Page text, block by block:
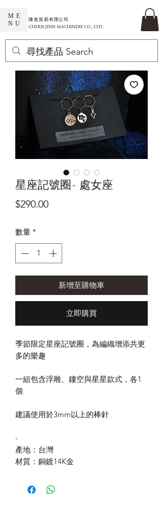
ME
NU
​陳進貿易有限公司
CHERN JINN MACHINERY CO., LTD.
星座記號圈- 處女座
$290.00價
數量 *
新增至購物車
立即購買
季節限定星座記號圈，為編織增添共更
多的樂趣
一組包含浮雕、鏤空與星星款式，各1
個
建議使用於3mm以上的棒針
-
產地：台灣
材質：銅鍍14K金